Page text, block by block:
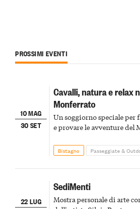
PROSSIMI EVENTI
10 MAG
30 SET
Cavalli, natura e relax
Monferrato
Un soggiorno speciale per
e provare le avventure del
Bistagno Passeggiate &
22 LUG
SediMenti
Mostra personale di arte